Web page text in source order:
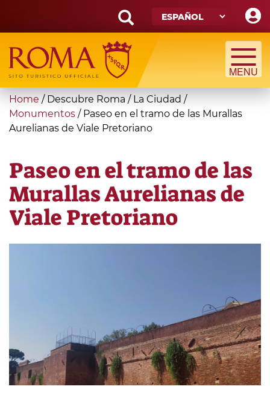
main
content
Search
form
Búsqueda
You
are
here
Home / Descubre Roma / La Ciudad /
Monumentos / Paseo en el tramo de las Murallas
Aurelianas de Viale Pretoriano
Paseo en el tramo de las
Murallas Aurelianas de
Viale Pretoriano